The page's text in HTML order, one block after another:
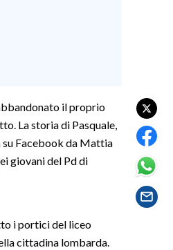
il proprio
La storia di Pasquale,
su Facebook da Mattia
giovani del Pd di
i portici del liceo
cittadina lombarda.